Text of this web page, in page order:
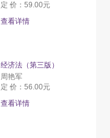
定 价：59.00元
查看详情
经济法（第三版）
周艳军
定 价：56.00元
查看详情